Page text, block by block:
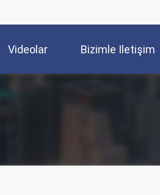
Videolar Bizimle Iletişim